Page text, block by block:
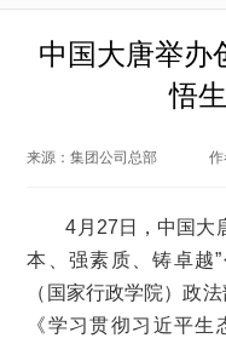
中国大唐举办
悟
来源：集团公司总部 作
4月27日，中国大
本、强素质、铸卓越
（国家行政学院）政
《学习贯彻习近平